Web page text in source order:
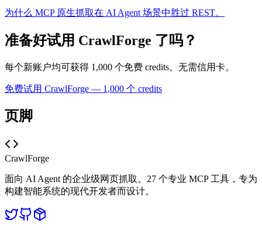
为什么 MCP 原生抓取在 AI Agent 场景中胜过 REST。
准备好试用 CrawlForge 了吗？
每个新账户均可获得 1,000 个免费 credits。无需信用卡。
免费试用 CrawlForge — 1,000 个 credits
页脚
CrawlForge
面向 AI Agent 的企业级网页抓取。27 个专业 MCP 工具，专为
构建智能系统的现代开发者而设计。